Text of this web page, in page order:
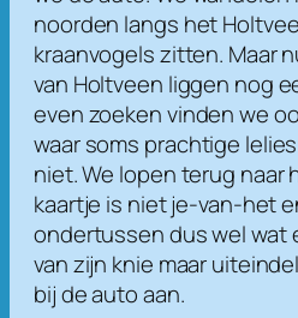
noorden langs het
kraanvogels zitten. Maar
van Holtveen liggen nog
even zoeken vinden we
waar soms prachtige
niet. We lopen terug naar
kaartje is niet je-van-het
ondertussen dus wel wat
van zijn knie maar
bij de auto aan.